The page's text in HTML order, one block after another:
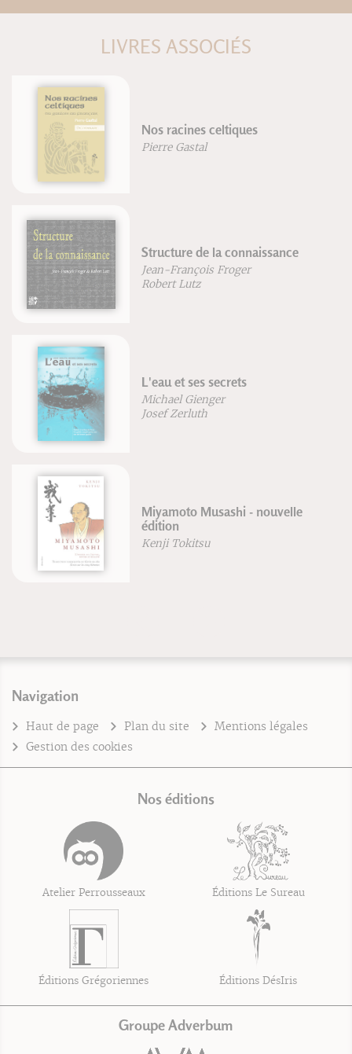
LIVRES ASSOCIÉS
Nos racines celtiques
Pierre Gastal
Structure de la connaissance
Jean-François Froger
Robert Lutz
L'eau et ses secrets
Michael Gienger
Josef Zerluth
Miyamoto Musashi - nouvelle
édition
Kenji Tokitsu
Navigation
Haut de page Plan du site
Mentions légales
Gestion des cookies
Nos éditions
Atelier Perrousseaux Éditions Le Sureau
Éditions Grégoriennes Éditions DésIris
Groupe Adverbum